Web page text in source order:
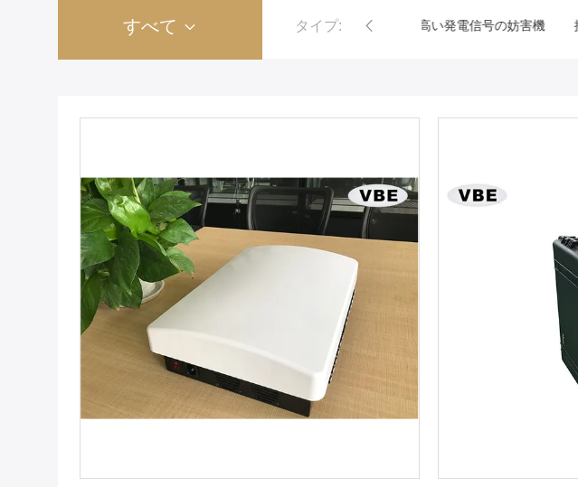
すべて タイプ:
刑務所の独房の電話妨害機 高い発電信号の妨害機 携帯用信号の妨害機